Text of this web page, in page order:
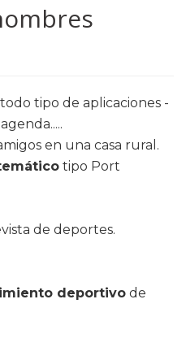
tipo de aplicaciones -
en una casa rural.
tipo Port
de deportes.
deportivo de